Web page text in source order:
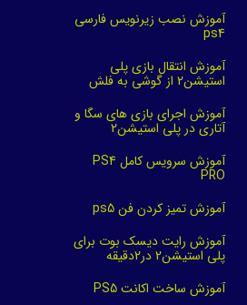
آموزش نصب زیرنویس فارسی
ps4
آموزش انتقال بازی پلی
استیشن2 از گوشی به فلش
آموزش اجرای بازی های سگا و
آتاری در پلی استیشن2
آموزش سرویس کامل PS4
PRO
آموزش تمیز کردن فن ps5
آموزش رایت دیسک بوت برای
پلی استیشن2 در2دقیقه
آموزش ساخت اکانت PS5